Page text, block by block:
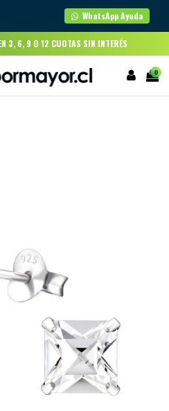
WhatsApp Ayuda
3, 6, 9 O 12 CUOTAS SIN INTERÉS
0